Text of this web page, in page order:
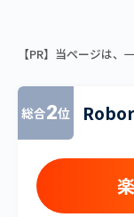
【PR】当ページは、
総合2位